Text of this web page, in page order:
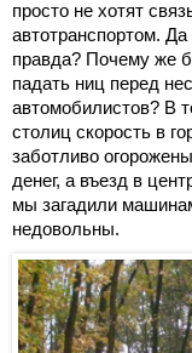
просто не хотят
автотранспортом.
правда? Почему же
падать ниц перед
автомобилистов? В
столиц скорость в
заботливо
денег, а въезд в
мы загадили
недовольны.